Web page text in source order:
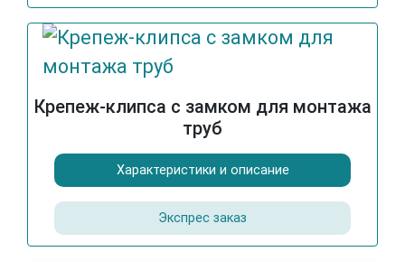
Крепеж-клипса с замком для монтажа
труб
Характеристики и описание
Экспрес заказ